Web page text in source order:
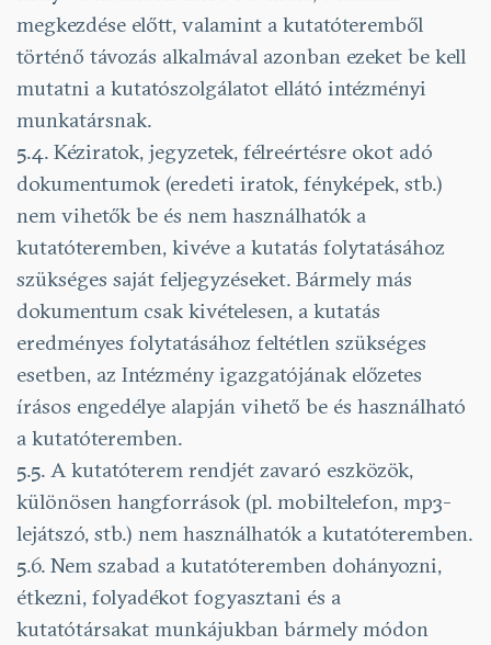
megkezdése előtt, valamint a kutatóteremből
történő távozás alkalmával azonban ezeket be kell
mutatni a kutatószolgálatot ellátó intézményi
munkatársnak.
5.4. Kéziratok, jegyzetek, félreértésre okot adó
dokumentumok (eredeti iratok, fényképek, stb.)
nem vihetők be és nem használhatók a
kutatóteremben, kivéve a kutatás folytatásához
szükséges saját feljegyzéseket. Bármely más
dokumentum csak kivételesen, a kutatás
eredményes folytatásához feltétlen szükséges
esetben, az Intézmény igazgatójának előzetes
írásos engedélye alapján vihető be és használható
a kutatóteremben.
5.5. A kutatóterem rendjét zavaró eszközök,
különösen hangforrások (pl. mobiltelefon, mp3-
lejátszó, stb.) nem használhatók a kutatóteremben.
5.6. Nem szabad a kutatóteremben dohányozni,
étkezni, folyadékot fogyasztani és a
kutatótársakat munkájukban bármely módon